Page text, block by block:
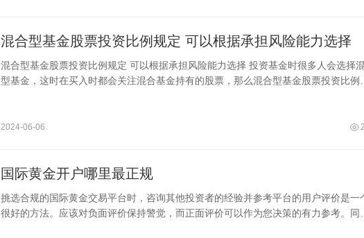
混合型基金股票投资比例规定 可以根据承担风险能力选择
混合型基金股票投资比例规定 可以根据承担风险能力选择 投资基金时很多人会选择混合
型基金，这时在买入时都会关注混合基金持有的股票，那么混合型基金股票投资比例是
2024-06-06
国际黄金开户哪里最正规
挑选合规的国际黄金交易平台时，咨询其他投资者的经验并参考平台的用户评价是一
很好的方法。应该对负面评价保持警觉，而正面评价可以作为您决策的有力参考。同样